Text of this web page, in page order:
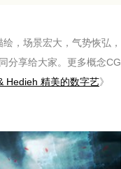
，场景宏大，气势恢弘，
分享给大家。更多概念CG
Hedieh 精美的数字艺》